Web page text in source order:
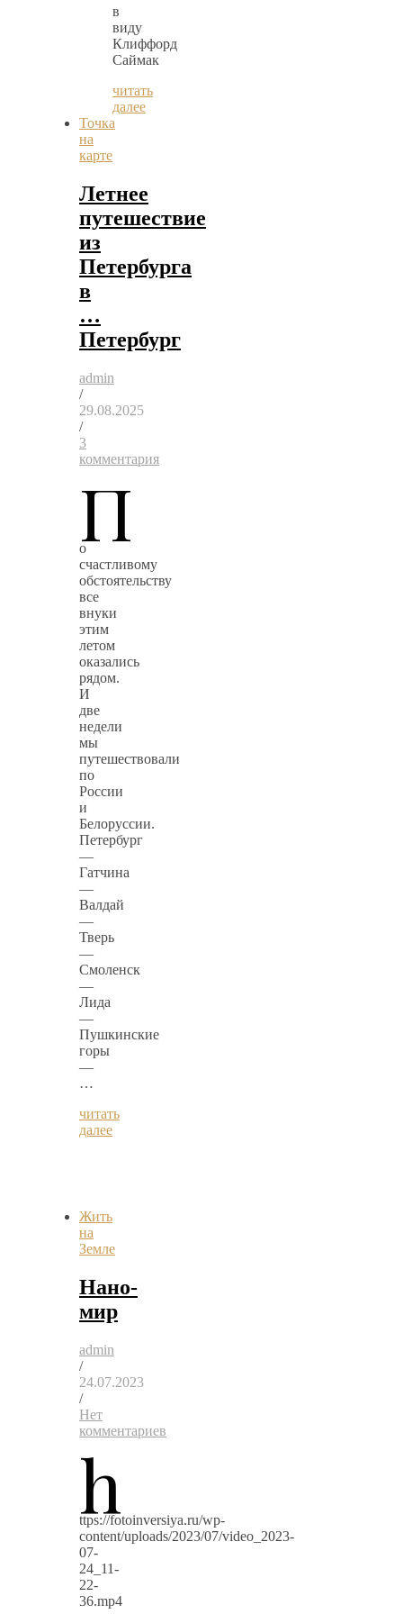
в
виду
Клиффорд
Саймак
читать
далее
Точка
на
карте
Летнее
путешествие
из
Петербурга
в
…
Петербург
admin
/
29.08.2025
/
3
комментария
П
о
счастливому
обстоятельству
все
внуки
этим
летом
оказались
рядом.
И
две
недели
мы
путешествовали
по
России
и
Белоруссии.
Петербург
—
Гатчина
—
Валдай
—
Тверь
—
Смоленск
—
Лида
—
Пушкинские
горы
—
…
читать
далее
Жить
на
Земле
Нано-
мир
admin
/
24.07.2023
/
Нет
комментариев
h
ttps://fotoinversiya.ru/wp-
content/uploads/2023/07/video_2023-
07-
24_11-
22-
36.mp4